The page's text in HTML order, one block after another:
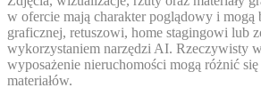
w ofercie mają charakter poglądowy i mogą
graficznej, retuszowi, home stagingowi lub
wykorzystaniem narzędzi AI. Rzeczywisty
wyposażenie nieruchomości mogą różnić
materiałów.